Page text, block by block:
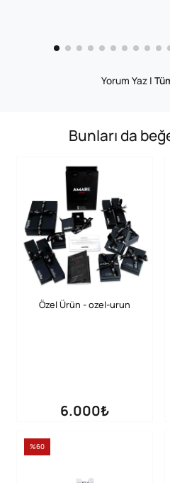
Yorum Yaz |
Bunları da
Özel Ürün - ozel-urun
6.000₺
%60